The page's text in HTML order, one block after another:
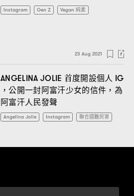
Instagram Gen Z Vegan 純素
23 Aug 2021
ANGELINA JOLIE 首度開設個人 IG
，公開一封阿富汗少女的信件 ， 為
阿富汗人民發聲
Angelina Jolie Instagram 聯合國難民署